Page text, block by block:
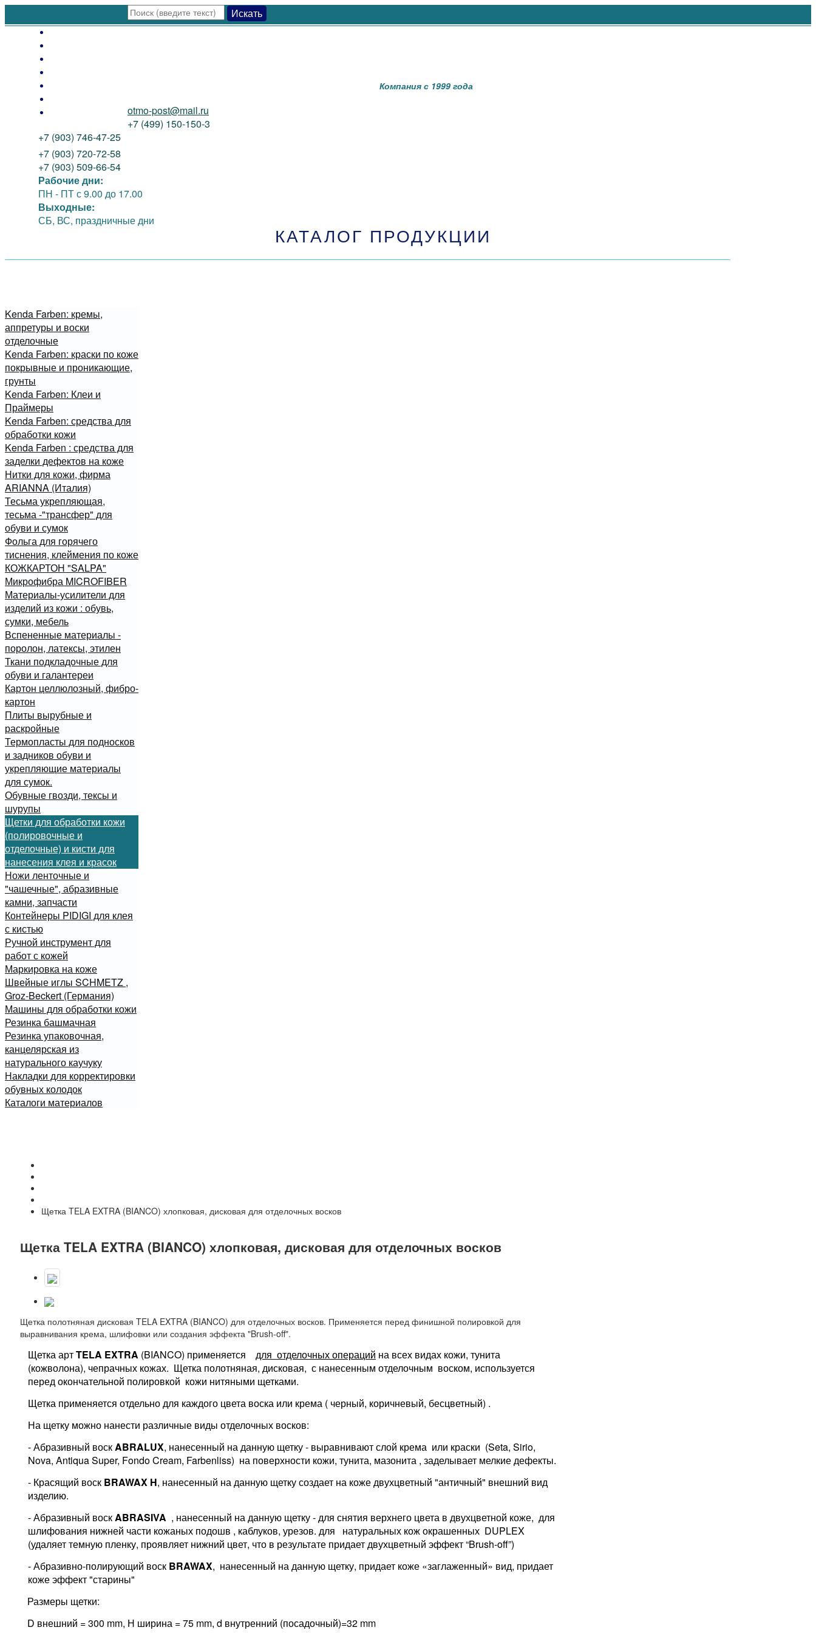
Искать
Компания с 1999 года
otmo-post@mail.ru
+7 (499) 150-150-3
+7 (903) 746-47-25
+7 (903) 720-72-58
+7 (903) 509-66-54
Рабочие дни:
ПН - ПТс 9.00 до 17.00
Выходные:
СБ, ВС, праздничные дни
КАТАЛОГ ПРОДУКЦИИ
Kenda Farben: кремы,
аппретуры и воски
отделочные
Kenda Farben: краски по коже
покрывные и проникающие,
грунты
Kenda Farben: Клеи и
Праймеры
Kenda Farben: средства для
обработки кожи
Kenda Farben : средства для
заделки дефектов на коже
Нитки для кожи, фирма
ARIANNA (Италия)
Тесьма укрепляющая,
тесьма -"трансфер" для
обуви и сумок
Фольга для горячего
тиснения, клеймения по коже
КОЖКАРТОН "SALPA"
Микрофибра MICROFIBER
Материалы-усилители для
изделий из кожи : обувь,
сумки, мебель
Вспененные материалы -
поролон, латексы, этилен
Ткани подкладочные для
обуви и галантереи
Картон целлюлозный, фибро-
картон
Плиты вырубные и
раскройные
Термопласты для подносков
и задников обуви и
укрепляющие материалы
для сумок.
Обувные гвозди, тексы и
шурупы
Щетки для обработки кожи
(полировочные и
отделочные) и кисти для
нанесения клея и красок
Ножи ленточные и
"чашечные", абразивные
камни, запчасти
Контейнеры PIDIGI для клея
с кистью
Ручной инструмент для
работ с кожей
Маркировка на коже
Швейные иглы SCHMETZ ,
Groz-Beckert (Германия)
Машины для обработки кожи
Резинка башмачная
Резинка упаковочная,
канцелярская из
натурального каучуку
Накладки для корректировки
обувных колодок
Каталоги материалов
Щетка TELA EXTRA (BIANCO) хлопковая, дисковая для отделочных восков
Щетка TELA EXTRA (BIANCO) хлопковая, дисковая для отделочных восков
Щетка полотняная дисковая TELA EXTRA (BIANCO) для отделочных восков. Применяется перед финишной полировкой для
выравнивания крема, шлифовки или создания эффекта "Brush-off".
Щетка артTELA EXTRA (BIANCO) применяется для отделочных операций на всех видах кожи, тунита
(кожволона), чепрачных кожах. Щетка полотняная, дисковая, с нанесенным отделочным воском, используется
перед окончательной полировкой кожи нитяными щетками.
Щетка применяется отдельно для каждого цвета воска или крема ( черный, коричневый, бесцветный) .
На щетку можно нанести различные виды отделочных восков:
- Абразивный воскABRALUX, нанесенный на данную щетку - выравнивают слой крема или краски (Seta, Sirio,
Nova, Antiqua Super, Fondo Cream, Farbenliss) на поверхности кожи, тунита, мазонита , заделывает мелкие дефекты.
- Красящий воск BRAWAX H, нанесенный на данную щетку создает на коже двухцветный "античный" внешний вид
изделию.
- Абразивный воскABRASIVA , нанесенный на данную щетку - для снятия верхнего цвета в двухцветной коже, для
шлифования нижней части кожаных подошв , каблуков, урезов. для натуральных кож окрашенных DUPLEX
(удаляет темную пленку, проявляет нижний цвет, что в результате придает двухцветный эффект “Brush-off”)
- Абразивно-полирующий воск BRAWAX, нанесенный на данную щетку, придает коже «заглаженный» вид, придает
коже эффект "старины"
Размеры щетки:
D внешний = 300 mm, Н ширина = 75 mm, d внутренний (посадочный)=32 mm